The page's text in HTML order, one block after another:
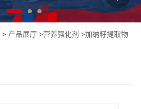
> 产品展厅 >营养强化剂 >加纳籽提取物